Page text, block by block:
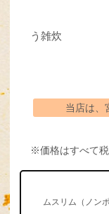
う雑炊
当店は、
※価格はすべて税
ムスリム（ノン